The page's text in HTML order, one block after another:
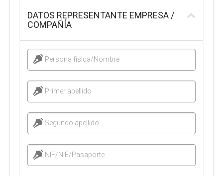
DATOS REPRESENTANTE EMPRESA /
COMPAÑÍA
Persona física/Nombre
Primer apellido
Segundo apellido
NIF/NIE/Pasaporte